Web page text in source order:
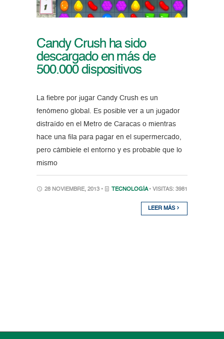
Candy Crush ha sido
descargado en más de
500.000 dispositivos
La fiebre por jugar Candy Crush es un
fenómeno global. Es posible ver a un jugador
distraído en el Metro de Caracas o mientras
hace una fila para pagar en el supermercado,
pero cámbiele el entorno y es probable que lo
mismo
28 NOVIEMBRE, 2013 • TECNOLOGÍA • VISITAS: 3981
LEER MÁS